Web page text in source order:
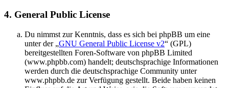
4. General Public License
Du nimmst zur Kenntnis, dass es sich bei phpBB um eine
unter der „GNU General Public License v2“ (GPL)
bereitgestellten Foren-Software von phpBB Limited
(www.phpbb.com) handelt; deutschsprachige Informationen
werden durch die deutschsprachige Community unter
www.phpbb.de zur Verfügung gestellt. Beide haben keinen